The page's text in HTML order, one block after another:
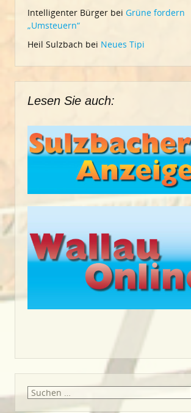
Intelligenter Bürger bei Grüne fordern
„Umsteuern“
Heil Sulzbach bei Neues Tipi
Lesen Sie auch:
Suche